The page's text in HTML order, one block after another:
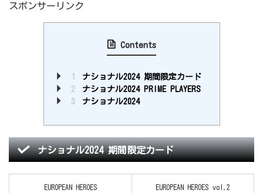
スポンサーリンク
Contents
1
ナショナル2024 期間限定カード
2
ナショナル2024 PRIME PLAYERS
3
ナショナル2024
ナショナル2024 期間限定カード
EUROPEAN HEROES
EUROPEAN HEROES vol.2